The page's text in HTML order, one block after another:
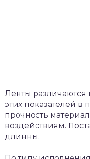
Ленты
этих показателей в
прочность
воздействиям.
длинны.